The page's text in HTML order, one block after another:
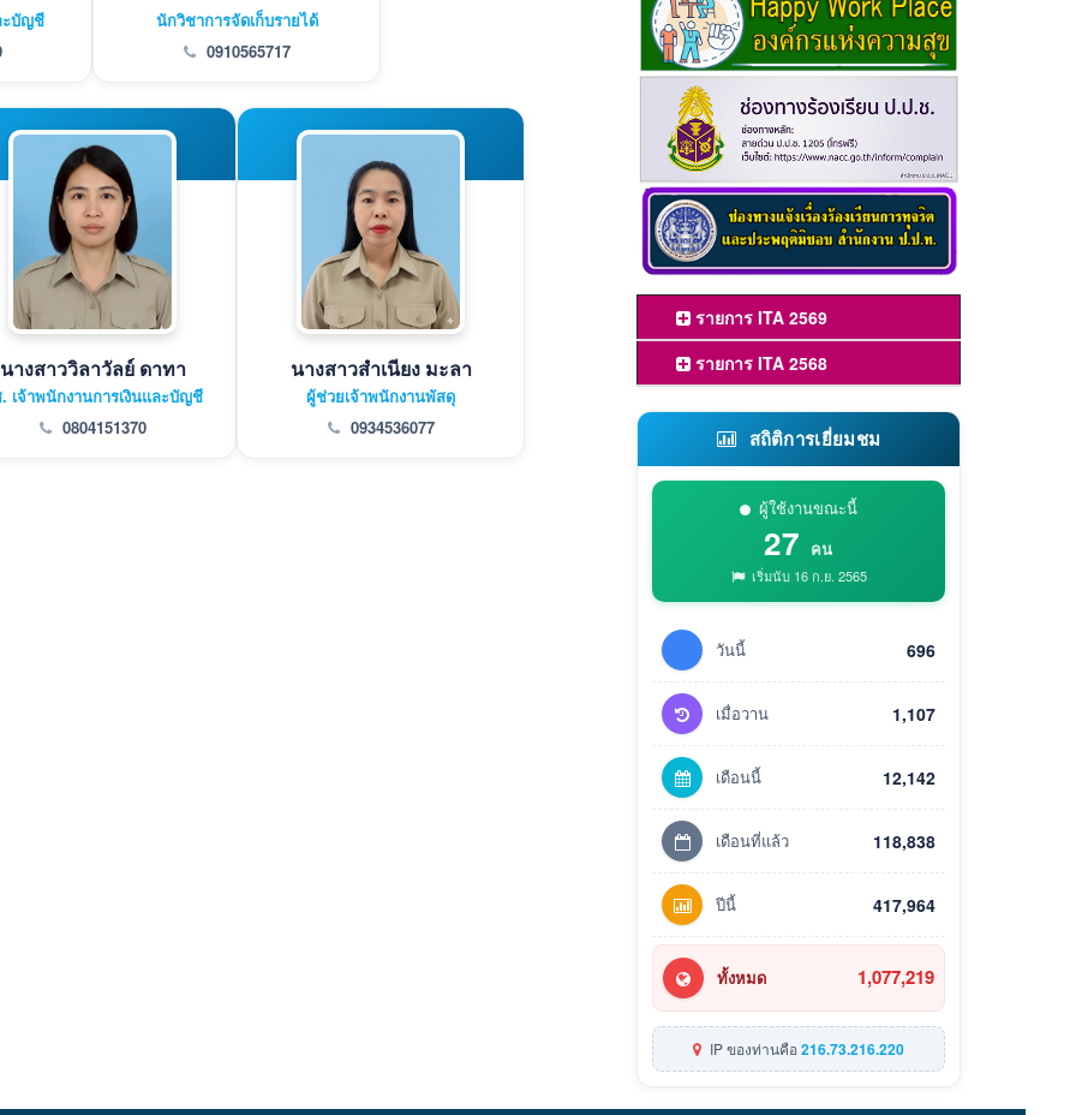
ะบัญชี
นักวิชาการจัดเก็บรายได้
0910565717
นางสาววิลาวัลย์ ดาทา
เจ้าพนักงานการเงินและบัญชี
0804151370
นางสาวสำเนียง มะลา
ผู้ช่วยเจ้าพนักงานพัสดุ
0934536077
รายการ ITA 2569
รายการ ITA 2568
สถิติการเยี่ยมชม
ผู้ใช้งานขณะนี้
27 คน
เริ่มนับ 16 ก.ย. 2565
วันนี้ 696
เมื่อวาน 1,107
เดือนนี้ 12,142
เดือนที่แล้ว 118,838
ปีนี้ 417,964
ทั้งหมด 1,077,219
IP ของท่านคือ216.73.216.220